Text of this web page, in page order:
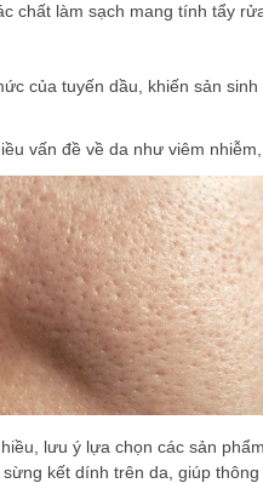
chất làm sạch mang tính tẩy
của tuyến dầu, khiến sản
vấn đề về da như viêm
lưu ý lựa chọn các sản
kết dính trên da, giúp